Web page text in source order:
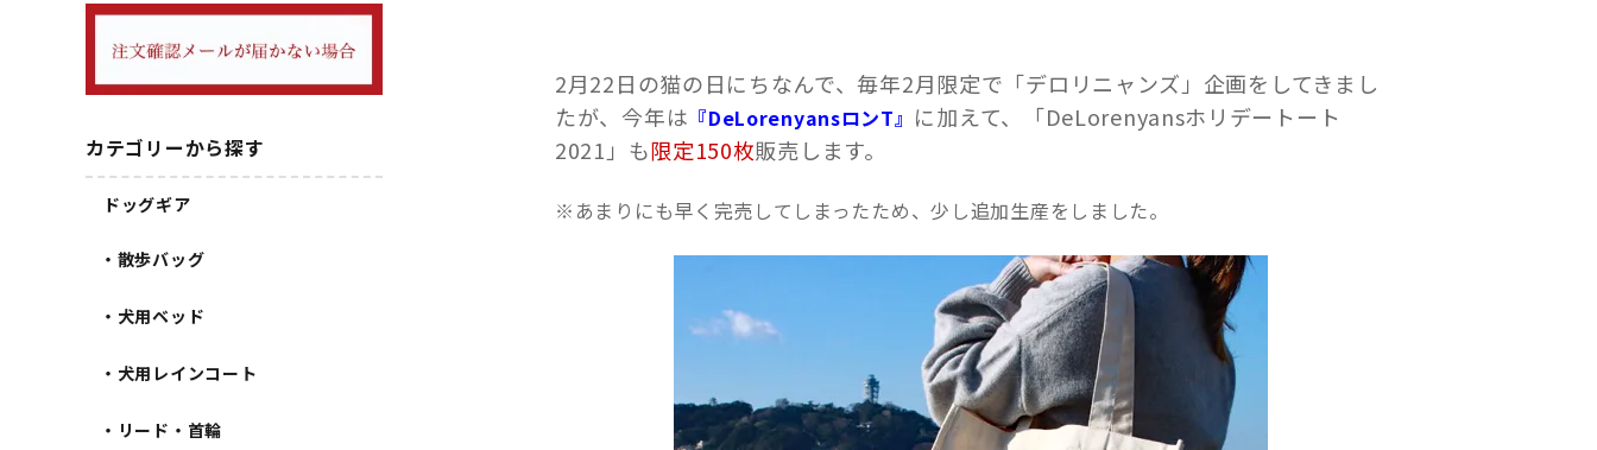
2月22日の猫の日にちなんで、毎年2月限定で「デロリニャンズ」企画をしてきまし
たが、今年は 『DeLorenyansロンT』 に加えて、「DeLorenyansホリデートート
2021」も限定150枚販売します。
※あまりにも早く完売してしまったため、少し追加生産をしました。
カテゴリーから探す
ドッグギア
・散歩バッグ
・犬用ベッド
・犬用レインコート
・リード・首輪